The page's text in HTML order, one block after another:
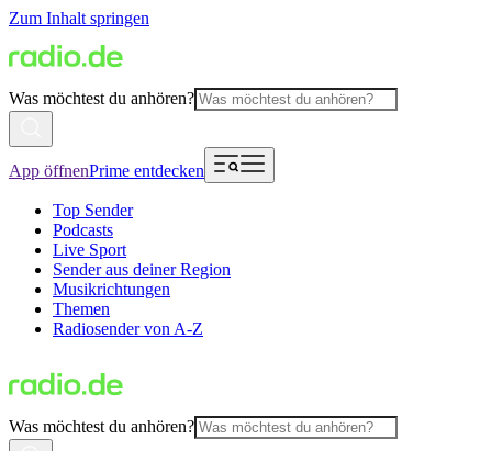
Zum Inhalt springen
Was möchtest du anhören?
App öffnenPrime entdecken
Top Sender
Podcasts
Live Sport
Sender aus deiner Region
Musikrichtungen
Themen
Radiosender von A-Z
Was möchtest du anhören?